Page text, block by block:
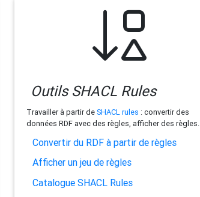
Outils SHACL Rules
Travailler à partir deSHACL rules : convertir des
données RDF avec des règles, afficher des règles.
Convertir du RDF à partir de règles
Afficher un jeu de règles
Catalogue SHACL Rules